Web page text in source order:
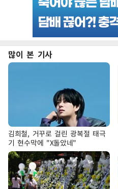
많이 본 기사
김희철, 거꾸로 걸린 광복절 태극
기 현수막에 "X돌았네"